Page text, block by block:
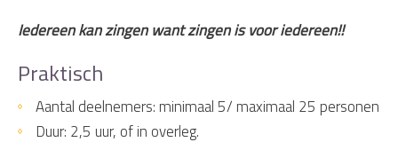
Iedereen kan zingen want zingen is voor iedereen!!
Praktisch
Aantal deelnemers: minimaal 5/ maximaal 25 personen
Duur: 2,5 uur, of in overleg.